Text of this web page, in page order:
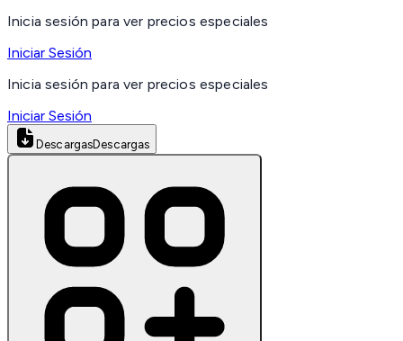
Inicia sesión para ver precios especiales
Iniciar Sesión
Inicia sesión para ver precios especiales
Iniciar Sesión
DescargasDescargas